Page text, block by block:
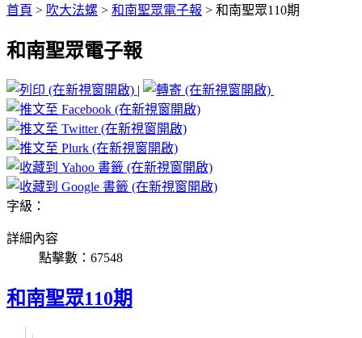
首頁 > 吹大法螺 > 和南聖眾電子報 > 和南聖眾110期
和南聖眾電子報
|
字級：
詳細內容
點擊數：67548
和南聖眾110期